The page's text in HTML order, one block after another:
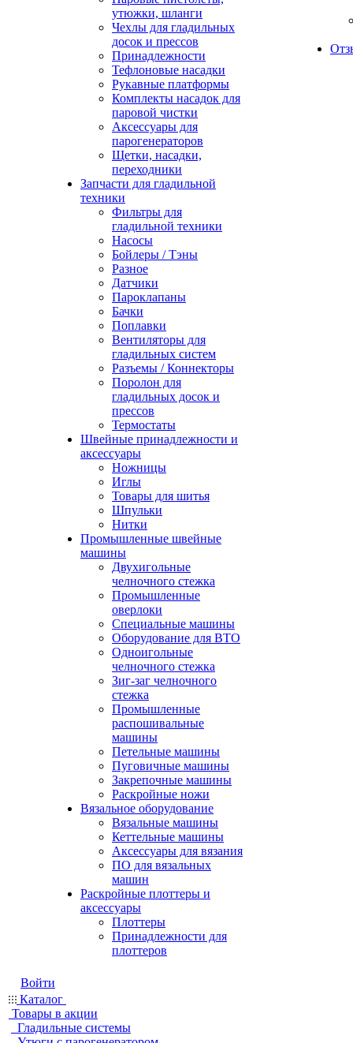
утюжки, шланги
Чехлы для гладильных
досок и прессов
Принадлежности
Тефлоновые насадки
Рукавные платформы
Комплекты насадок для
паровой чистки
Аксессуары для
парогенераторов
Щетки, насадки,
переходники
Запчасти для гладильной
техники
Фильтры для
гладильной техники
Насосы
Бойлеры / Тэны
Разное
Датчики
Пароклапаны
Бачки
Поплавки
Вентиляторы для
гладильных систем
Разъемы / Коннекторы
Поролон для
гладильных досок и
прессов
Термостаты
Швейные принадлежности и
аксессуары
Ножницы
Иглы
Товары для шитья
Шпульки
Нитки
Промышленные швейные
машины
Двухигольные
челночного стежка
Промышленные
оверлоки
Специальные машины
Оборудование для ВТО
Одноигольные
челночного стежка
Зиг-заг челночного
стежка
Промышленные
распошивальные
машины
Петельные машины
Пуговичные машины
Закрепочные машины
Раскройные ножи
Вязальное оборудование
Вязальные машины
Кеттельные машины
Аксессуары для вязания
ПО для вязальных
машин
Раскройные плоттеры и
аксессуары
Плоттеры
Принадлежности для
плоттеров
Войти
Каталог
Товары в акции
Гладильные системы